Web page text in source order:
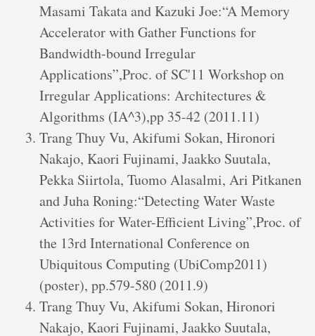
Masami Takata and Kazuki Joe:“A Memory
Accelerator with Gather Functions for
Bandwidth-bound Irregular
Applications”,Proc. of SC'11 Workshop on
Irregular Applications: Architectures &
Algorithms (IA^3),pp 35-42 (2011.11)
Trang Thuy Vu, Akifumi Sokan, Hironori
Nakajo, Kaori Fujinami, Jaakko Suutala,
Pekka Siirtola, Tuomo Alasalmi, Ari Pitkanen
and Juha Roning:“Detecting Water Waste
Activities for Water-Efficient Living”,Proc. of
the 13rd International Conference on
Ubiquitous Computing (UbiComp2011)
(poster), pp.579-580 (2011.9)
Trang Thuy Vu, Akifumi Sokan, Hironori
Nakajo, Kaori Fujinami, Jaakko Suutala,